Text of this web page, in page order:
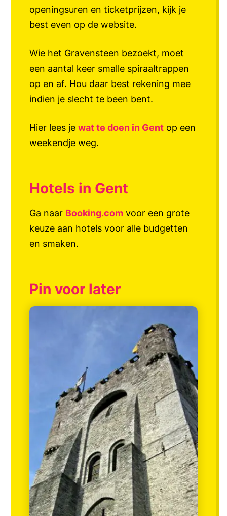
openingsuren en ticketprijzen, kijk je
best even op de website.
Wie het Gravensteen bezoekt, moet
een aantal keer smalle spiraaltrappen
op en af. Hou daar best rekening mee
indien je slecht te been bent.
Hier lees jewat te doen in Gent op een
weekendje weg.
Hotels in Gent
Ga naar Booking.com voor een grote
keuze aan hotels voor alle budgetten
en smaken.
Pin voor later